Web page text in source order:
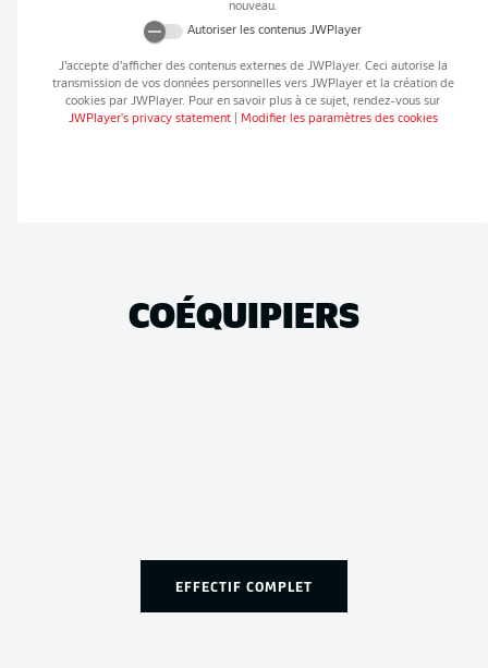
nouveau.
Autoriser les contenus JWPlayer
J’accepte d’afficher des contenus externes de JWPlayer. Ceci autorise la
transmission de vos données personnelles vers JWPlayeret la création de
cookies par JWPlayer. Pour en savoir plus à ce sujet, rendez-vous sur
JWPlayer's privacy statement| Modifier les paramètres des cookies
COÉQUIPIERS
EFFECTIF COMPLET